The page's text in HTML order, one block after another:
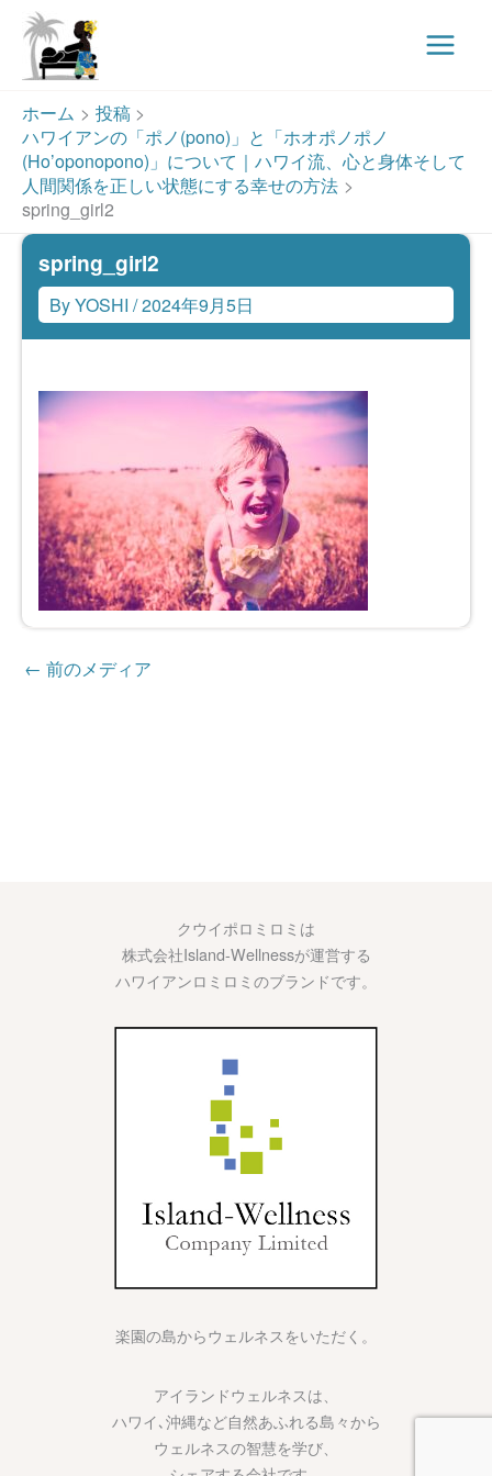
ホーム
投稿
ハワイアンの「ポノ(pono)」と「ホオポノポノ
(Ho’oponopono)」について｜ハワイ流、心と身体そして
人間関係を正しい状態にする幸せの方法
spring_girl2
spring_girl2
ByYOSHI /2024年9月5日
← 前のメディア
クウイポロミロミは
株式会社Island-Wellnessが運営する
ハワイアンロミロミのブランドです。
楽園の島からウェルネスをいただく。
アイランドウェルネスは、
ハワイ､沖縄など自然あふれる島々から
ウェルネスの智慧を学び、